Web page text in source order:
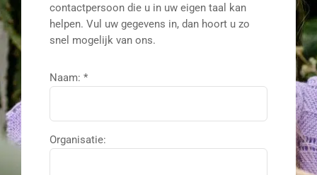
WEBSHOP
contactpersoon die u in uw eigen taal kan
helpen. Vul uw gegevens in, dan hoort u zo
snel mogelijk van ons.
Naam: *
Organisatie: